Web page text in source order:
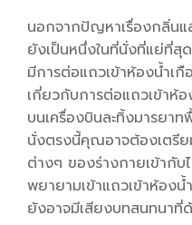
นอกจากปัญหาเรื่องกลิ่น
ยังเป็นหนึ่งในที่นั่งที่แย่ที่สุด
มีการต่อแถวเข้าห้องน้ำเ
เกี่ยวกับการต่อแถวเข้าห้อ
บนเครื่องบินละทิ้งมารยา
นั่งตรงนี้คุณอาจต้องเตรี
ต่างๆ ของร่างกายเข้ากั
พยายามเข้าแถวเข้าห้อง
ยังอาจมีเสียงบทสนทนาที่